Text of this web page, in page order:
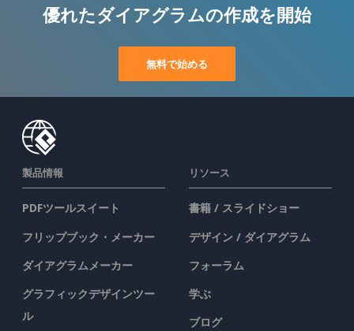
優れたダイアグラムの作成を開始
無料で始める
製品情報
PDFツールスイート
フリップブック・メーカー
ダイアグラムメーカー
グラフィックデザインツー
ル
リソース
書籍 / スライドショー
デザイン / ダイアグラム
フォーラム
学ぶ
ブログ